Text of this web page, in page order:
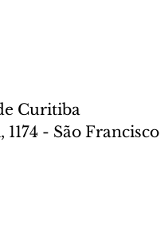
Curitiba
- São Francisco